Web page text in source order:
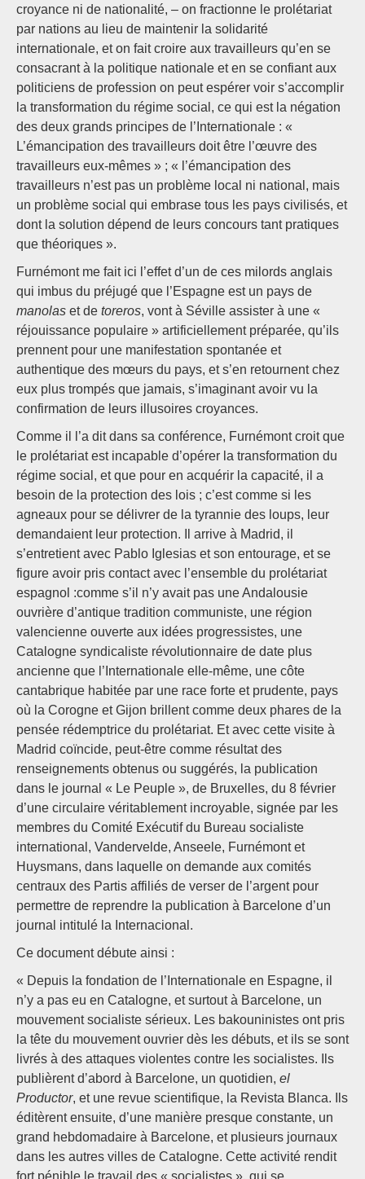
croyance ni de nationalité, – on fractionne le prolétariat
par nations au lieu de maintenir la solidarité
internationale, et on fait croire aux travailleurs qu’en se
consacrant à la politique nationale et en se confiant aux
politiciens de profession on peut espérer voir s’accomplir
la transformation du régime social, ce qui est la négation
des deux grands principes de l’Internationale : «
L’émancipation des travailleurs doit être l’œuvre des
travailleurs eux-mêmes » ; « l’émancipation des
travailleurs n’est pas un problème local ni national, mais
un problème social qui embrase tous les pays civilisés, et
dont la solution dépend de leurs concours tant pratiques
que théoriques ».
Furnémont me fait ici l’effet d’un de ces milords anglais
qui imbus du préjugé que l’Espagne est un pays de
manolas et de toreros, vont à Séville assister à une «
réjouissance populaire » artificiellement préparée, qu’ils
prennent pour une manifestation spontanée et
authentique des mœurs du pays, et s’en retournent chez
eux plus trompés que jamais, s’imaginant avoir vu la
confirmation de leurs illusoires croyances.
Comme il l’a dit dans sa conférence, Furnémont croit que
le prolétariat est incapable d’opérer la transformation du
régime social, et que pour en acquérir la capacité, il a
besoin de la protection des lois ; c’est comme si les
agneaux pour se délivrer de la tyrannie des loups, leur
demandaient leur protection. Il arrive à Madrid, il
s’entretient avec Pablo Iglesias et son entourage, et se
figure avoir pris contact avec l’ensemble du prolétariat
espagnol :comme s’il n’y avait pas une Andalousie
ouvrière d’antique tradition communiste, une région
valencienne ouverte aux idées progressistes, une
Catalogne syndicaliste révolutionnaire de date plus
ancienne que l’Internationale elle-même, une côte
cantabrique habitée par une race forte et prudente, pays
où la Corogne et Gijon brillent comme deux phares de la
pensée rédemptrice du prolétariat. Et avec cette visite à
Madrid coïncide, peut-être comme résultat des
renseignements obtenus ou suggérés, la publication
dans le journal « Le Peuple », de Bruxelles, du 8 février
d’une circulaire véritablement incroyable, signée par les
membres du Comité Exécutif du Bureau socialiste
international, Vandervelde, Anseele, Furnémont et
Huysmans, dans laquelle on demande aux comités
centraux des Partis affiliés de verser de l’argent pour
permettre de reprendre la publication à Barcelone d’un
journal intitulé la Internacional.
Ce document débute ainsi :
« Depuis la fondation de l’Internationale en Espagne, il
n’y a pas eu en Catalogne, et surtout à Barcelone, un
mouvement socialiste sérieux. Les bakouninistes ont pris
la tête du mouvement ouvrier dès les débuts, et ils se sont
livrés à des attaques violentes contre les socialistes. Ils
publièrent d’abord à Barcelone, un quotidien, el
Productor, et une revue scientifique, la Revista Blanca. Ils
éditèrent ensuite, d’une manière presque constante, un
grand hebdomadaire à Barcelone, et plusieurs journaux
dans les autres villes de Catalogne. Cette activité rendit
fort pénible le travail des « socialistes », qui se